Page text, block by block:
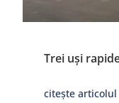
Trei uși
citește articolul